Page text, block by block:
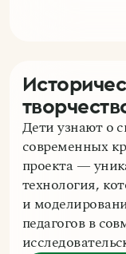
Дети узнают о
современных
проекта —
технология,
и
педагогов в